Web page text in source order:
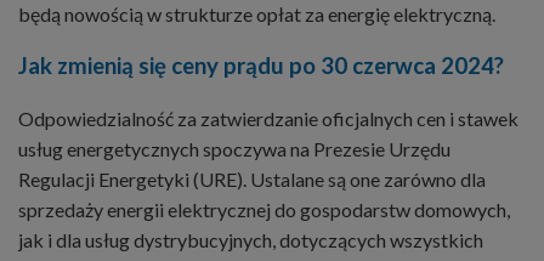
będą nowością w strukturze opłat za energię elektryczną.
Jak zmienią się ceny prądu po 30 czerwca 2024?
Odpowiedzialność za zatwierdzanie oficjalnych cen i stawek
usług energetycznych spoczywa na Prezesie Urzędu
Regulacji Energetyki (URE). Ustalane są one zarówno dla
sprzedaży energii elektrycznej do gospodarstw domowych,
jak i dla usług dystrybucyjnych, dotyczących wszystkich